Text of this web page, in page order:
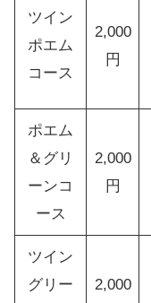
ツイン
ポエム
コース
2,000
円
ポエム
＆グリ
ーンコ
ース
2,000
円
ツイン
グリー
2,000